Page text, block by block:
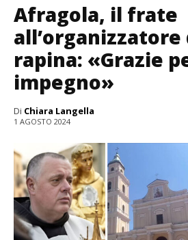
Afragola, il frate
all’organizzatore
rapina: «Grazie
impegno»
Di Chiara Langella
1 AGOSTO 2024